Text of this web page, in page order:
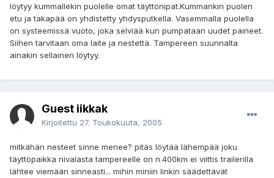
löytyy kummallekin puolelle omat täyttönipat.Kummankin puolen
etu ja takapää on yhdistetty yhdysputkella. Vasemmalla puolella
on systeemissä vuoto, joka selviää kun pumpataan uudet paineet.
Siihen tarvitaan oma laite ja nestettä. Tampereen suunnalta
ainakin sellainen löytyy.
Guest iikkak
Kirjoitettu 27. Toukokuuta, 2005
mitkähän nesteet sinne menee? pitäs löytää lähempää joku
täyttöpaikka nivalasta tampereelle on n.400km ei viittis trailerilla
lähtee viemään sinneasti... mihin miniin linkin säädettävät